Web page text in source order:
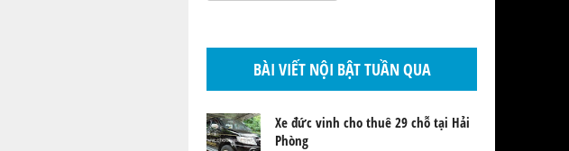
BÀI VIẾT NỘI BẬT TUẦN QUA
Xe đức vinh cho thuê 29 chỗ tại Hải
Phòng